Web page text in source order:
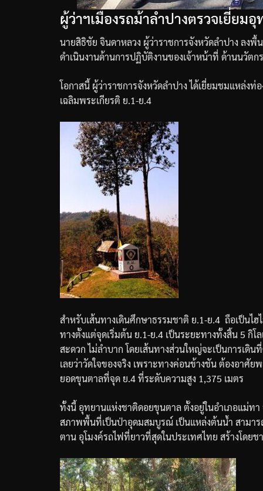
ผู้ว่าฯเมืองรถม้าลำปางตรวจเยี่ยม
นายสิธิชัย จินดาหลวง ผู้ว่าราชการจังหวัดลำปาง ลงพื้
ดำเนินงานด้านการปฏิบัติงานของเจ้าหน้าที่ ด้านนวัตก
โอกาสนี้ ผู้ว่าราชการจังหวัดลำปาง ได้เยี่ยมชมแหล่งท่
เฉลิมพระเกียรติ ย.1-ย.4
สำหรับเส้นทางเดินศึกษาธรรมชาติ ย.1-ย.4 ถือเป็นไ
ทางตั้งแต่จุดเริ่มต้นย.1-ย.4 เป็นระยะทางทั้งสิ้น 5 กิโ
สะดวก ไม่ลำบาก โดยเส้นทางส่วนใหญ่จะเป็นการเดิน
เลยว่าวัดใจของจริง เพราะทางค่อนข้างชันต้องอาศัยพ
ยอดขุนตาลที่จุดย.4ที่ระดับความสูง 1,375 เมตร
ทั้งนี้อุทยานแห่งชาติดอยขุนตาล ตั้งอยู่ในอำเภอแม่ทา
สภาพพื้นที่เป็นป่าอุดมสมบูรณ์ เป็นแหล่งต้นน้ำ สามา
ตานอุโมงค์รถไฟที่ยาวที่สุดในประเทศไทย สร้างโดยช